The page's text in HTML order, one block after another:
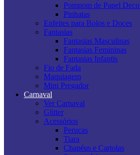
Pompom de Papel
Pinhatas
Enfeites para Bolos e Doces
Fantasias
Fantasias Masculinas
Fantasias Femininas
Fantasias Infantis
Fio de Fada
Maquiagem
Mini Pregador
Carnaval
Ver Carnaval
Glitter
Acessórios
Perucas
Tiara
Chapéus e Cartolas